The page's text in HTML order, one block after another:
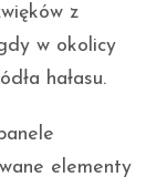
z
w okolicy
hałasu.
elementy